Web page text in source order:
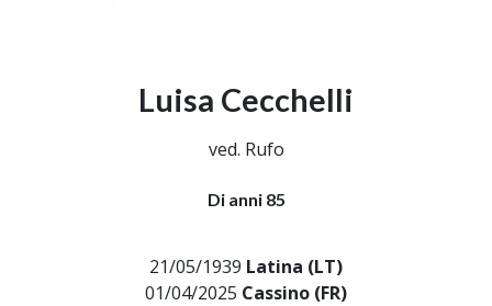
Luisa Cecchelli
ved. Rufo
Di anni 85
21/05/1939 Latina (LT)
01/04/2025 Cassino (FR)